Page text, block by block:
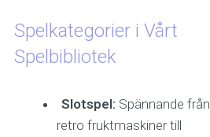
Spelkategorier i Vårt
Spelbibliotek
Slotspel: Spännande från
retro fruktmaskiner till